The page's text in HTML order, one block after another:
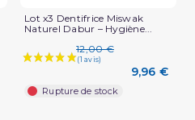
Lot x3 Dentifrice Miswak
Naturel Dabur – Hygiène...
12,00 €
9,96 €
Rupture de stock